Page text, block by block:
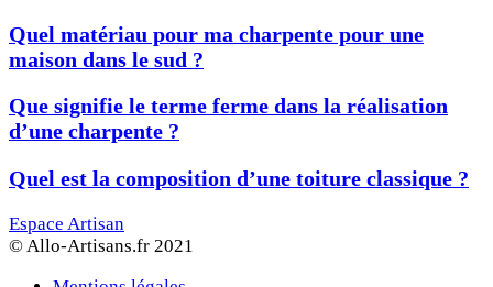
Quel matériau pour ma charpente pour une
maison dans le sud ?
Que signifie le terme ferme dans la réalisation
d’une charpente ?
Quel est la composition d’une toiture classique ?
Espace Artisan
© Allo-Artisans.fr 2021